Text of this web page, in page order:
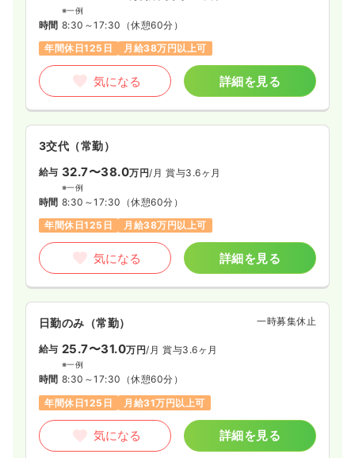
※一例
時間 8:30～17:30 （休憩60分）
年間休日125日
月給38万円以上可
気になる 詳細を見る
3交代（常勤）
給与 32.7〜38.0万円/月 賞与3.6ヶ月
※一例
時間 8:30～17:30 （休憩60分）
年間休日125日
月給38万円以上可
気になる 詳細を見る
日勤のみ（常勤） 一時募集休止
給与 25.7〜31.0万円/月 賞与3.6ヶ月
※一例
時間 8:30～17:30 （休憩60分）
年間休日125日
月給31万円以上可
気になる 詳細を見る